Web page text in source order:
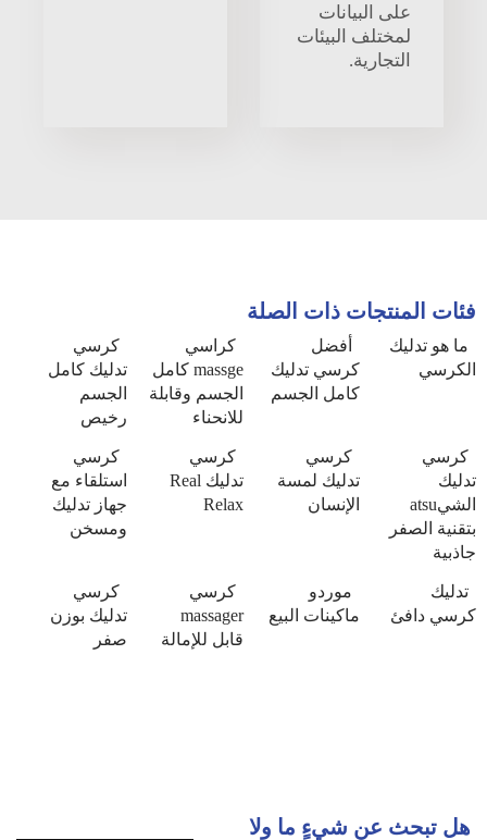
على البيانات
لمختلف البيئات
التجارية.
فئات المنتجات ذات الصلة
ما هو تدليك
الكرسي
أفضل
كرسي تدليك
كامل الجسم
كراسي
massge كامل
الجسم وقابلة
للانحناء
كرسي
تدليك كامل
الجسم
رخيص
كرسي
تدليك
الشيatsu
بتقنية الصفر
جاذبية
كرسي
تدليك لمسة
الإنسان
كرسي
تدليك Real
Relax
كرسي
استلقاء مع
جهاز تدليك
ومسخن
تدليك
كرسي دافئ
موردو
ماكينات البيع
كرسي
massager
قابل للإمالة
كرسي
تدليك بوزن
صفر
هل تبحث عن شيءٍ ما ولا